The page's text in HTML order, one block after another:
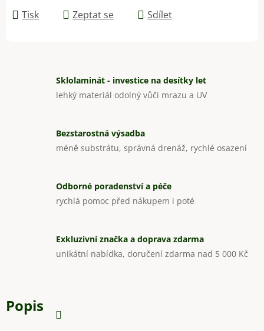
Tisk Zeptat se Sdílet
Sklolaminát - investice na desítky let
lehký materiál odolný vůči mrazu a UV
Bezstarostná výsadba
méně substrátu, správná drenáž, rychlé osazení
Odborné poradenství a péče
rychlá pomoc před nákupem i poté
Exkluzivní značka a doprava zdarma
unikátní nabídka, doručení zdarma nad 5 000 Kč
Popis